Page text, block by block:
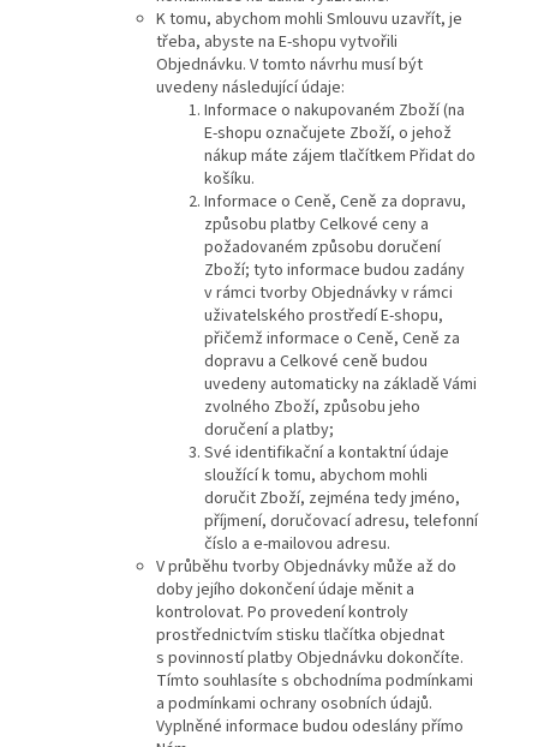
K tomu, abychom mohli Smlouvu uzavřít, je
třeba, abyste na E-shopu vytvořili
Objednávku. V tomto návrhu musí být
uvedeny následující údaje:
Informace o nakupovaném Zboží (na
E-shopu označujete Zboží, o jehož
nákup máte zájem tlačítkem Přidat do
košíku.
Informace o Ceně, Ceně za dopravu,
způsobu platby Celkové ceny a
požadovaném způsobu doručení
Zboží; tyto informace budou zadány
v rámci tvorby Objednávky v rámci
uživatelského prostředí E-shopu,
přičemž informace o Ceně, Ceně za
dopravu a Celkové ceně budou
uvedeny automaticky na základě Vámi
zvolného Zboží, způsobu jeho
doručení a platby;
Své identifikační a kontaktní údaje
sloužící k tomu, abychom mohli
doručit Zboží, zejména tedy jméno,
příjmení, doručovací adresu, telefonní
číslo a e-mailovou adresu.
V průběhu tvorby Objednávky může až do
doby jejího dokončení údaje měnit a
kontrolovat. Po provedení kontroly
prostřednictvím stisku tlačítka objednat
s povinností platby Objednávku dokončíte.
Tímto souhlasíte s obchodníma podmínkami
a podmínkami ochrany osobních údajů.
Vyplněné informace budou odeslány přímo